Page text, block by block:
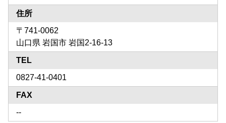
住所
〒741-0062
山口県 岩国市 岩国2-16-13
TEL
0827-41-0401
FAX
--